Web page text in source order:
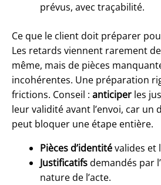
prévus, avec traçabilité.
Ce que le client doit préparer
Les retards viennent rarement
même, mais de pièces
incohérentes. Une préparation
frictions. Conseil : anticiper les
leur validité avant l’envoi, car un
peut bloquer une étape entière.
Pièces d’identitévalides et
Justificatifsdemandés par
nature de l’acte.